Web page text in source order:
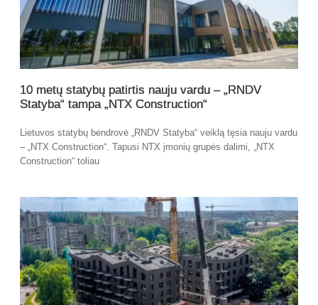
10 metų statybų patirtis nauju vardu – „RNDV
Statyba“ tampa „NTX Construction“
Lietuvos statybų bendrovė „RNDV Statyba“ veiklą tęsia nauju vardu
– „NTX Construction“. Tapusi NTX įmonių grupės dalimi, „NTX
Construction“ toliau